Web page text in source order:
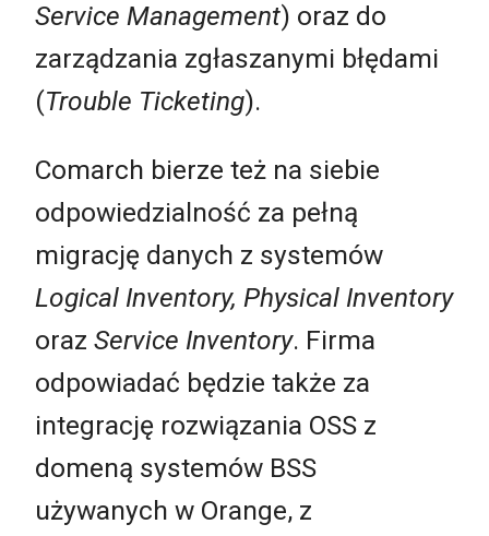
Service Management) oraz do
zarządzania zgłaszanymi błędami
(Trouble Ticketing).
Comarch bierze też na siebie
odpowiedzialność za pełną
migrację danych z systemów
Logical Inventory, Physical Inventory
oraz Service Inventory. Firma
odpowiadać będzie także za
integrację rozwiązania OSS z
domeną systemów BSS
używanych w Orange, z